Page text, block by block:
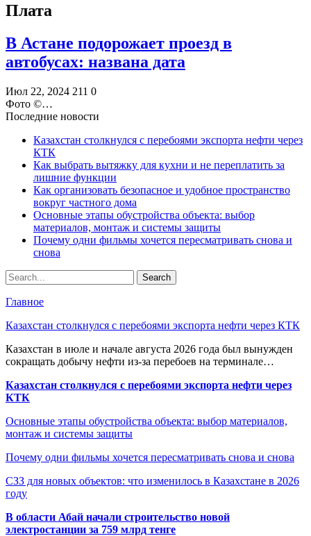
Плата
В Астане подорожает проезд в
автобусах: названа дата
Июл 22, 2024 211 0
Фото ©️…
Последние новости
Казахстан столкнулся с перебоями экспорта нефти через
КТК
Как выбрать вытяжку для кухни и не переплатить за
лишние функции
Как организовать безопасное и удобное пространство
вокруг частного дома
Основные этапы обустройства объекта: выбор
материалов, монтаж и системы защиты
Почему одни фильмы хочется пересматривать снова и
снова
Главное
Казахстан столкнулся с перебоями экспорта нефти через КТК
Казахстан в июле и начале августа 2026 года был вынужден
сокращать добычу нефти из-за перебоев на терминале…
Казахстан столкнулся с перебоями экспорта нефти через
КТК
Основные этапы обустройства объекта: выбор материалов,
монтаж и системы защиты
Почему одни фильмы хочется пересматривать снова и снова
СЗЗ для новых объектов: что изменилось в Казахстане в 2026
году
В области Абай начали строительство новой
электростанции за 759 млрд тенге